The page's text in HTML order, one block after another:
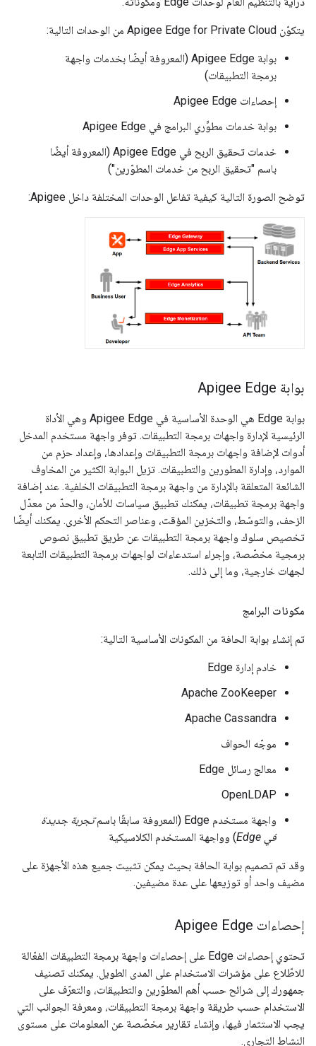
يتكوّن Apigee Edge for Private Cloud من الوحدات التالية:
بوابة Apigee Edge (المعروفة أيضًا بخدمات واجهة
برمجة التطبيقات)
إحصاءات Apigee Edge
بوابة خدمات مطوِّري البرامج في Apigee Edge
خدمات تحقيق الربح في Apigee Edge (المعروفة أيضًا
باسم "تحقيق الربح من خدمات المطوّرين")
توضح الصورة التالية كيفية تفاعل الوحدات المختلفة داخل Apigee:
بوابة Apigee Edge
بوابة Edge هي الوحدة الأساسية في Apigee Edge وهي الأداة
الرئيسية لإدارة واجهات برمجة التطبيقات. توفر واجهة مستخدم المدخل
أدوات لإضافة واجهات برمجة التطبيقات وإعدادها، وإعداد حزم من
الموارد، وإدارة المطورين والتطبيقات. تزيل البوابة الكثير من المخاوف
الشائعة المتعلقة بالإدارة من واجهة برمجة التطبيقات الخلفية. عند إضافة
واجهة برمجة تطبيقات، يمكنك تطبيق سياسات للأمان، والحدّ من معدّل
الزحف، والتوسّط، والتخزين المؤقت، وعناصر التحكم الأخرى. يمكنك أيضًا
تخصيص سلوك واجهة برمجة التطبيقات عن طريق تطبيق نصوص
برمجية مخصّصة، وإجراء استدعاءات لواجهات برمجة التطبيقات التابعة
لجهات خارجية، وما إلى ذلك.
مكونات البرامج
تم إنشاء بوابة الحافة من المكونات الأساسية التالية:
خادم إدارة Edge
Apache ZooKeeper
Apache Cassandra
موجّه الحواف
معالج رسائل Edge
OpenLDAP
واجهة مستخدم Edge (المعروفة سابقًا باسم
تجربة جديدة
في Edge
) وواجهة المستخدم الكلاسيكية
وقد تم تصميم بوابة الحافة بحيث يمكن تثبيت جميع هذه الأجهزة على
مضيف واحد أو توزيعها على عدة مضيفين.
إحصاءات Apigee Edge
تحتوي إحصاءات Edge على إحصاءات واجهة برمجة التطبيقات الفعّالة
للاطّلاع على مؤشرات الاستخدام على المدى الطويل. يمكنك تصنيف
جمهورك إلى شرائح حسب أهم المطوّرين والتطبيقات، والتعرّف على
الاستخدام حسب طريقة واجهة برمجة التطبيقات، ومعرفة الجوانب التي
يجب الاستثمار فيها، وإنشاء تقارير مخصّصة عن المعلومات على مستوى
النشاط التجاري.